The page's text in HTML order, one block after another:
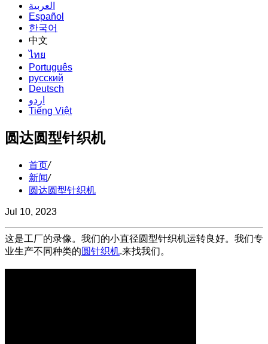
العربية
Español
한국어
中文
ไทย
Português
русский
Deutsch
اردو
Tiếng Việt
圆达圆型针织机
首页/
新闻/
圆达圆型针织机
Jul 10, 2023
这是工厂的录像。我们的小直径圆型针织机运转良好。我们专
业生产不同种类的圆针织机.来找我们。